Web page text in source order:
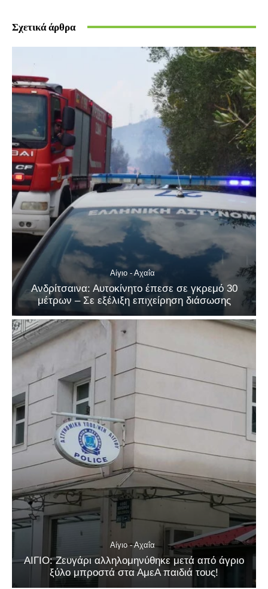
Σχετικά άρθρα
Αίγιο - Αχαΐα
Ανδρίτσαινα: Αυτοκίνητο έπεσε σε γκρεμό 30
μέτρων – Σε εξέλιξη επιχείρηση διάσωσης
Αίγιο - Αχαΐα
ΑΙΓΙΟ: Ζευγάρι αλληλομηνύθηκε μετά από άγριο
ξύλο μπροστά στα ΑμεΑ παιδιά τους!